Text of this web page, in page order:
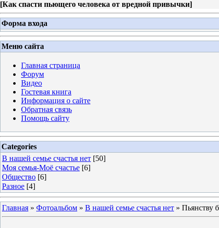
[Как спасти пьющего человека от вредной привычки]
Форма входа
Меню сайта
Главная страница
Форум
Видео
Гостевая книга
Информация о сайте
Обратная связь
Помощь сайту
Categories
В нашей семье счастья нет [50]
Моя семья-Моё счастье [6]
Общество [6]
Разное [4]
Главная » Фотоальбом » В нашей семье счастья нет » Пьянству